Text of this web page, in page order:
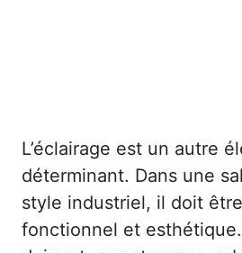
L’éclairage est un autre
déterminant. Dans une
style industriel, il doit
fonctionnel et